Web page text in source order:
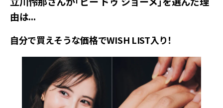
由は...
自分で買えそうな価格でWISH LIST入り！